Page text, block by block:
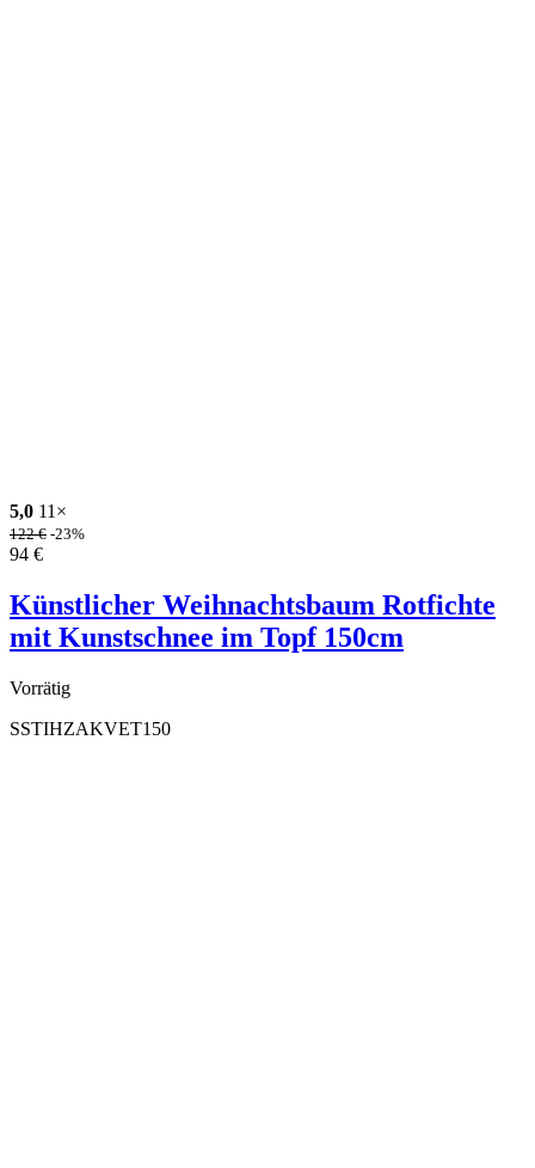
5,0 11×
122€ -23%
94 €
Künstlicher Weihnachtsbaum Rotfichte
mit Kunstschnee im Topf 150cm
Vorrätig
SSTIHZAKVET150